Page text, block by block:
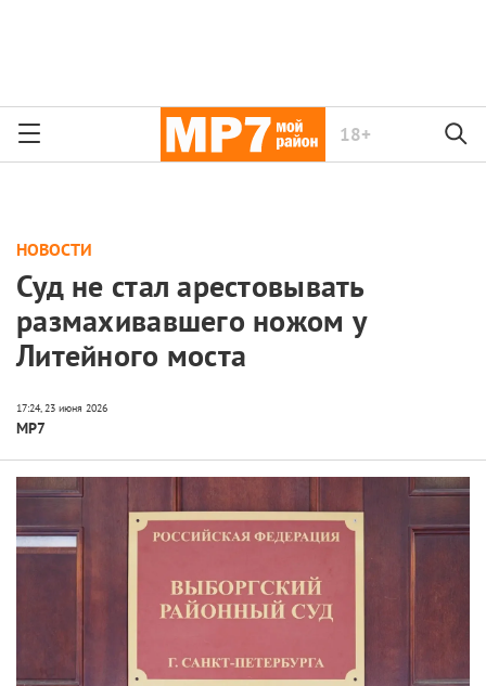
18+
НОВОСТИ
Суд не стал арестовывать
размахивавшего ножом у
Литейного моста
МР7